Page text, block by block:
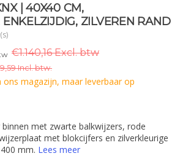
| 40X40 CM,
ZILVEREN RAND
€1.140,16 Excl. btw
Incl. btw.
magazijn, maar leverbaar op
met zwarte balkwijzers, rode
met blokcijfers en zilverkleurige
mm. Lees meer